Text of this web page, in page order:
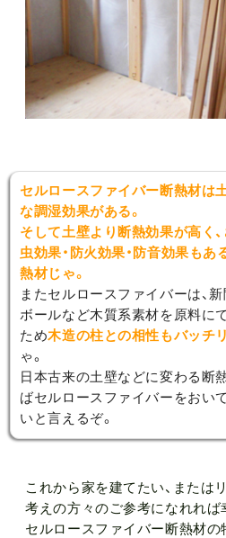
セルロースファイバー断熱材は
な調湿効果がある。
そして土壁より断熱効果が高く
虫効果・防火効果・防音効果もあ
熱材じゃ。
またセルロースファイバーは、
ボールなど木質系素材を原料に
ため木造の柱との相性もバッチリ
ゃ。
日本古来の土壁などに変わる断
ばセルロースファイバーをおい
いと言えるぞ。
これから家を建てたい、または
考えの方々のご参考になれれば
セルロースファイバー断熱材